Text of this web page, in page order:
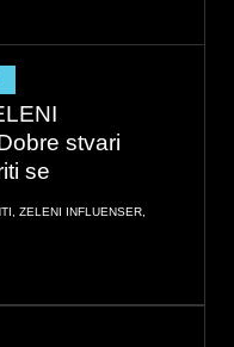
stvari
se
, ZELENI INFLUENSER,